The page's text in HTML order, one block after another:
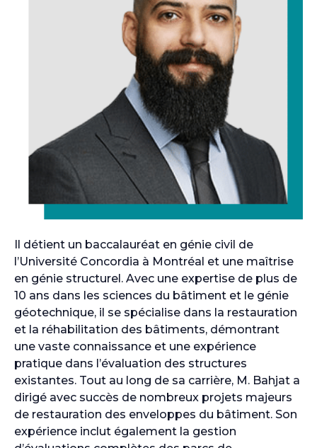
Il détient un baccalauréat en génie civil de
l’Université Concordia à Montréal et une maîtrise
en génie structurel. Avec une expertise de plus de
10 ans dans les sciences du bâtiment et le génie
géotechnique, il se spécialise dans la restauration
et la réhabilitation des bâtiments, démontrant
une vaste connaissance et une expérience
pratique dans l’évaluation des structures
existantes. Tout au long de sa carrière, M. Bahjat a
dirigé avec succès de nombreux projets majeurs
de restauration des enveloppes du bâtiment. Son
expérience inclut également la gestion